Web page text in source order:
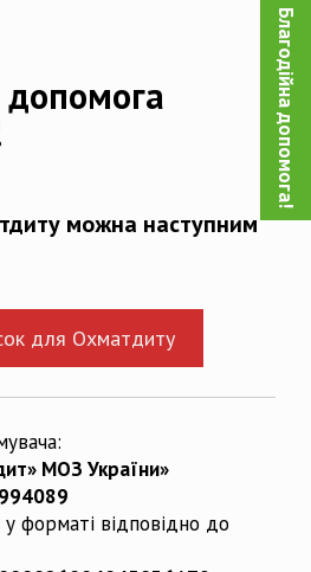
Благодійна допомога!
допомога
можна наступним
для Охматдиту
МОЗ України»
форматі відповідно до